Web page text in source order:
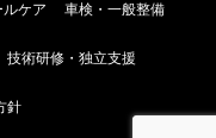
ケア 車検・一般整備
技術研修・独立支援
針